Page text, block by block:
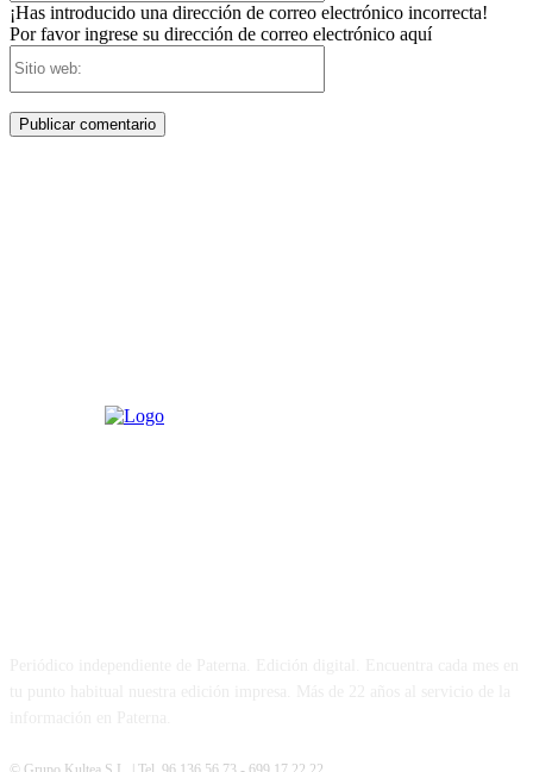
¡Has introducido una dirección de correo electrónico incorrecta!
Por favor ingrese su dirección de correo electrónico aquí